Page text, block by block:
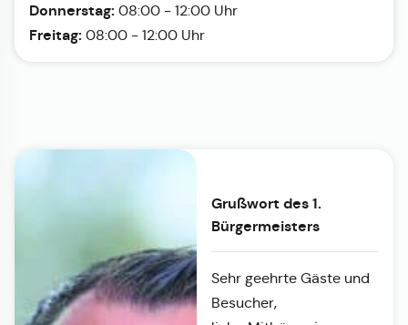
Donnerstag: 08:00 - 12:00 Uhr
Freitag: 08:00 - 12:00 Uhr
Grußwort des 1.
Bürgermeisters
Sehr geehrte Gäste und
Besucher,